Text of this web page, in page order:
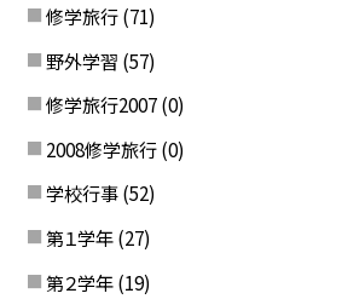
修学旅行 (71)
野外学習 (57)
修学旅行2007 (0)
2008修学旅行 (0)
学校行事 (52)
第１学年 (27)
第２学年 (19)